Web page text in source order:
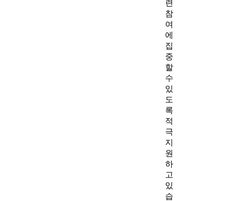
련
참
여
에
집
중
할
수
있
도
록
적
극
지
원
하
고
있
습